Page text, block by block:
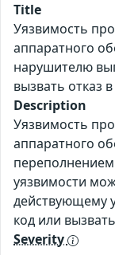
Title
Уязвимость
аппаратного
нарушителю
вызвать отказ
Description
Уязвимость
аппаратного
переполнением
уязвимости
действующему
код или
Severity